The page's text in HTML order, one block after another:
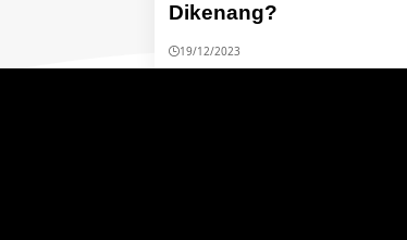
Dikenang?
19/12/2023